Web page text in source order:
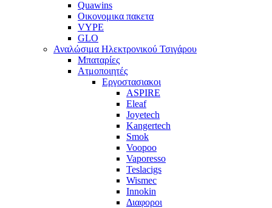
Quawins
Οικονομικα πακετα
VYPE
GLO
Αναλώσιμα Ηλεκτρονικού Τσιγάρου
Μπαταρίες
Ατμοποιητές
Εργοστασιακοι
ΑSPIRE
Eleaf
Joyetech
Kangertech
Smok
Voopoo
Vaporesso
Teslacigs
Wismec
Innokin
Διαφοροι